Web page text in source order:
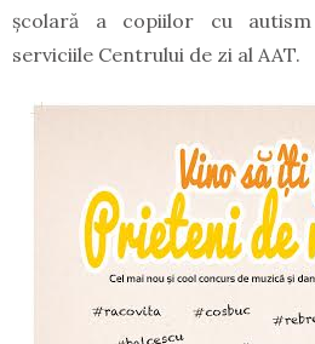
școlară a copiilor cu
serviciile Centrului de zi al AAT.